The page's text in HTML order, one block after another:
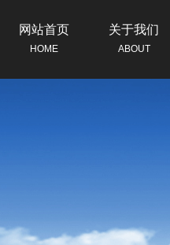
网站首页
HOME
关于我们
ABOUT